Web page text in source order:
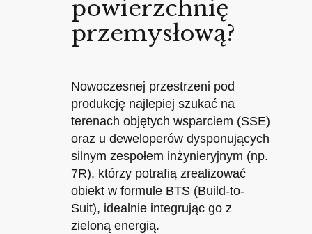
powierzchnię
przemysłową?
Nowoczesnej przestrzeni pod
produkcję najlepiej szukać na
terenach objętych wsparciem (SSE)
oraz u deweloperów dysponujących
silnym zespołem inżynieryjnym (np.
7R), którzy potrafią zrealizować
obiekt w formule BTS (Build-to-
Suit), idealnie integrując go z
zieloną energią.